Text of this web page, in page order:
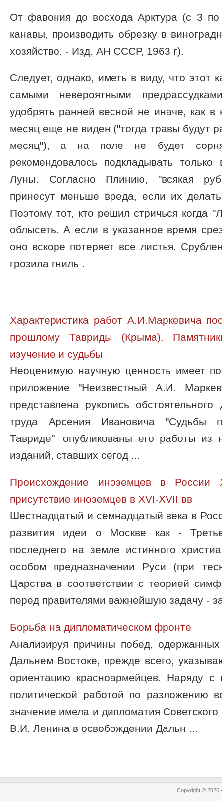
От фавония до восхода Арктура (с 3
канавы, производить обрезку в
хозяйство. - Изд. АН СССР, 1963 г).
Следует, однако, иметь в виду, что этот
самыми невероятными
удобрять ранней весной не иначе, как в
месяц еще не виден ("тогда травы будут
месяц"), а на поле не будет
рекомендовалось подкладывать
Луны. Согласно Плинию, "всякая
принесут меньше вреда, если их
Поэтому тот, кто решил стричься когда
облысеть. А если в указанное время
оно вскоре потеряет все листья.
грозила гниль .
Характеристика работ А.И.Маркевича
прошлому Тавриды (Крыма).
изучение и судьбы
Неоценимую научную ценность имеет
приложение "Неизвестный А.И.
представлена рукопись
труда Арсения Ивановича "Судьбы
Тавриде", опубликованы его работы из
изданий, ставших сегод ...
Происхождение иноземцев в России
присутствие иноземцев в XVI-XVII вв
Шестнадцатый и семнадцатый века в
развития идеи о Москве как -
последнего на земле истинного
особом предназначении Руси (при
Царства в соответствии с теорией
перед правителями важнейшую задачу -
Борьба на дипломатическом фронте
Анализируя причины побед,
Дальнем Востоке, прежде всего,
ориентацию красноармейцев. Наряду
политической работой по разложению
значение имела и дипломатия
В.И. Ленина в освобождении Дальн ...
Copyright © 2026